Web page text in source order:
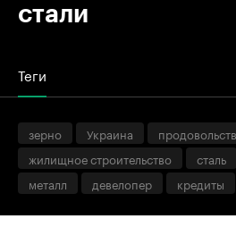
стали
Теги
зерно Украина
жилищное строительство
сталь
металл
девелопер кредиты